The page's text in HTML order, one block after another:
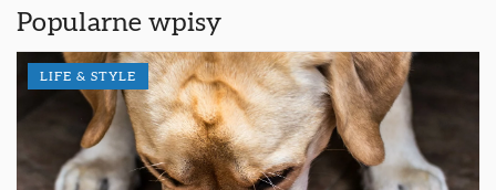
Popularne wpisy
LIFE & STYLE